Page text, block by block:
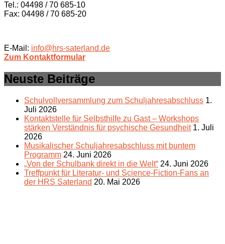
Tel.: 04498 / 70 685-10
Fax: 04498 / 70 685-20
E-Mail: info@hrs-saterland.de
Zum Kontaktformular
Neuste Beiträge
Schulvollversammlung zum Schuljahresabschluss 1.
Juli 2026
Kontaktstelle für Selbsthilfe zu Gast – Workshops
stärken Verständnis für psychische Gesundheit 1. Juli
2026
Musikalischer Schuljahresabschluss mit buntem
Programm 24. Juni 2026
„Von der Schulbank direkt in die Welt“ 24. Juni 2026
Treffpunkt für Literatur- und Science-Fiction-Fans an
der HRS Saterland 20. Mai 2026